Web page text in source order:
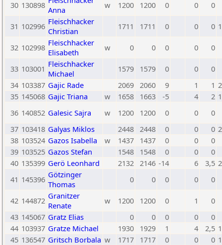
30 130898 Anna
w 1200 1200 0 0 0
31 102996 Fleischhacker
Christian
1711 1711 0 0 0
32 102998 Fleischhacker
Elisabeth
w 0 0 0 0 0
33 103001 Fleischhacker
Michael
1579 1579 0 0
0
34 103387 Gajic Rade 2069 2060 9 1 1
35 145068 Gajic Triana w 1658 1663 -5 4 2
36 140852 Galesic Sajra w 1200 1200 0 0
0
37 103418 Galyas Miklos 2448 2448 0 0 0
38 103524 Gazos Isabella w 1437 1437 0 0
0
39 103525 Gazos Stefan 1548 1548 0 0
0
40 135399 Gerö Leonhard 2132 2146 -14 6 3,5
41 145396 Götzinger
Thomas
0 0 0 0 0
42 144872 Granitzer
Renate
w 1200 1200 0 1
0
43 145067 Gratz Elias 0 0 0 0
0
44 103937 Gratze Michael 1930 1929 1 4 2,5
45 136547 Gritsch Borbala w 1717 1717 0 0 0